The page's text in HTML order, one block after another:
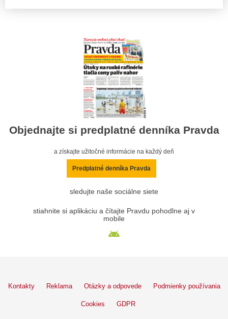
Objednajte si predplatné denníka Pravda
a získajte užitočné informácie na každý deň
Predplatné denníka Pravda
sledujte naše sociálne siete
stiahnite si aplikáciu a čítajte Pravdu pohodlne aj v
mobile
Kontakty Reklama Otázky a odpovede Podmienky používania
Cookies GDPR